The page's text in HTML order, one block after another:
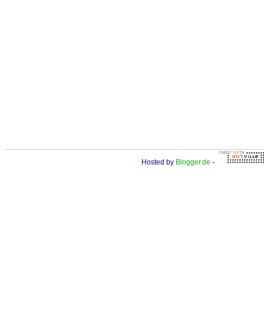
Hosted by Blogger.de -